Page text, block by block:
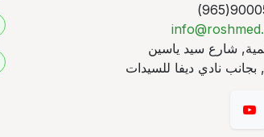
شارع سيد ياسين
نادي ديفا للسيدات